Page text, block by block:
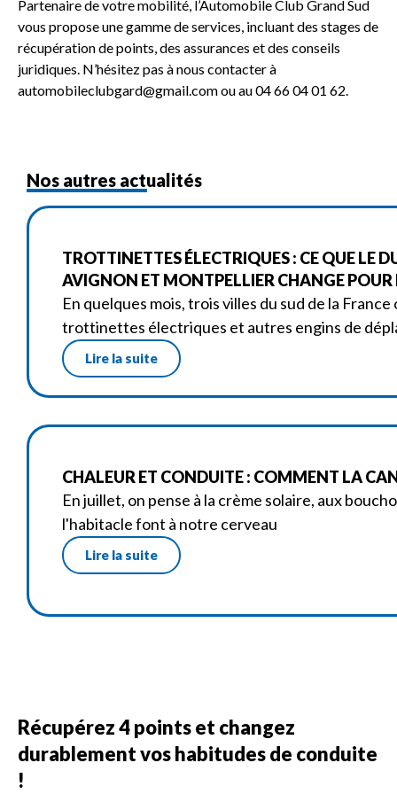
Partenaire de votre mobilité, l’Automobile Club Grand Sud
vous propose une gamme de services, incluant des stages de
récupération de points, des assurances et des conseils
juridiques. N’hésitez pas à nous contacter à
automobileclubgard@gmail.com ou au 04 66 04 01 62.
Nos autres actualités
TROTTINETTES ÉLECTRIQUES : CE QUE LE
AVIGNON ET MONTPELLIER CHANGE POUR
En quelques mois, trois villes du sud de la
trottinettes électriques et autres engins de
Lire la suite
CHALEUR ET CONDUITE : COMMENT LA
En juillet, on pense à la crème solaire, aux
l'habitacle font à notre cerveau
Lire la suite
Récupérez 4 points et changez
durablement vos habitudes de conduite
!